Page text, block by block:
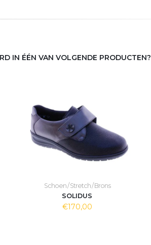
IN ÉÉN VAN VOLGENDE PRODUCTEN?
Schoen / Stretch / Brons
SOLIDUS
€170,00